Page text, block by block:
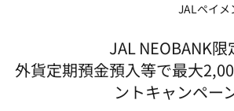
JALペイメ
JAL NEOBANK限
外貨定期預金預入等で最大
ントキャンペー